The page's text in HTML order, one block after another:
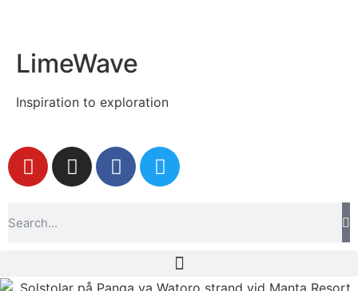
LimeWave
Inspiration to exploration